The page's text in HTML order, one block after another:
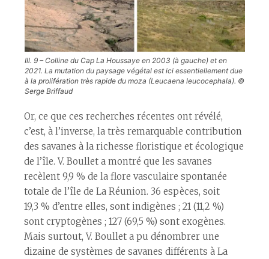
Ill. 9 – Colline du Cap La Houssaye en 2003 (à gauche) et en
2021. La mutation du paysage végétal est ici essentiellement due
à la prolifération très rapide du moza (Leucaena leucocephala). ©
Serge Briffaud
Or, ce que ces recherches récentes ont révélé,
c’est, à l’inverse, la très remarquable contribution
des savanes à la richesse floristique et écologique
de l’île. V. Boullet a montré que les savanes
recèlent 9,9 % de la flore vasculaire spontanée
totale de l’île de La Réunion. 36 espèces, soit
19,3 % d’entre elles, sont indigènes ; 21 (11,2 %)
sont cryptogènes ; 127 (69,5 %) sont exogènes.
Mais surtout, V. Boullet a pu dénombrer une
dizaine de systèmes de savanes différents à La